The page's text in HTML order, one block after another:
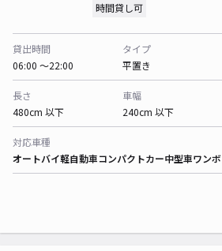
時間貸し可
貸出時間
06:00 〜22:00
タイプ
平置き
長さ
480cm 以下
車幅
240cm 以下
対応車種
オートバイ軽自動車コンパクトカー中型車ワン